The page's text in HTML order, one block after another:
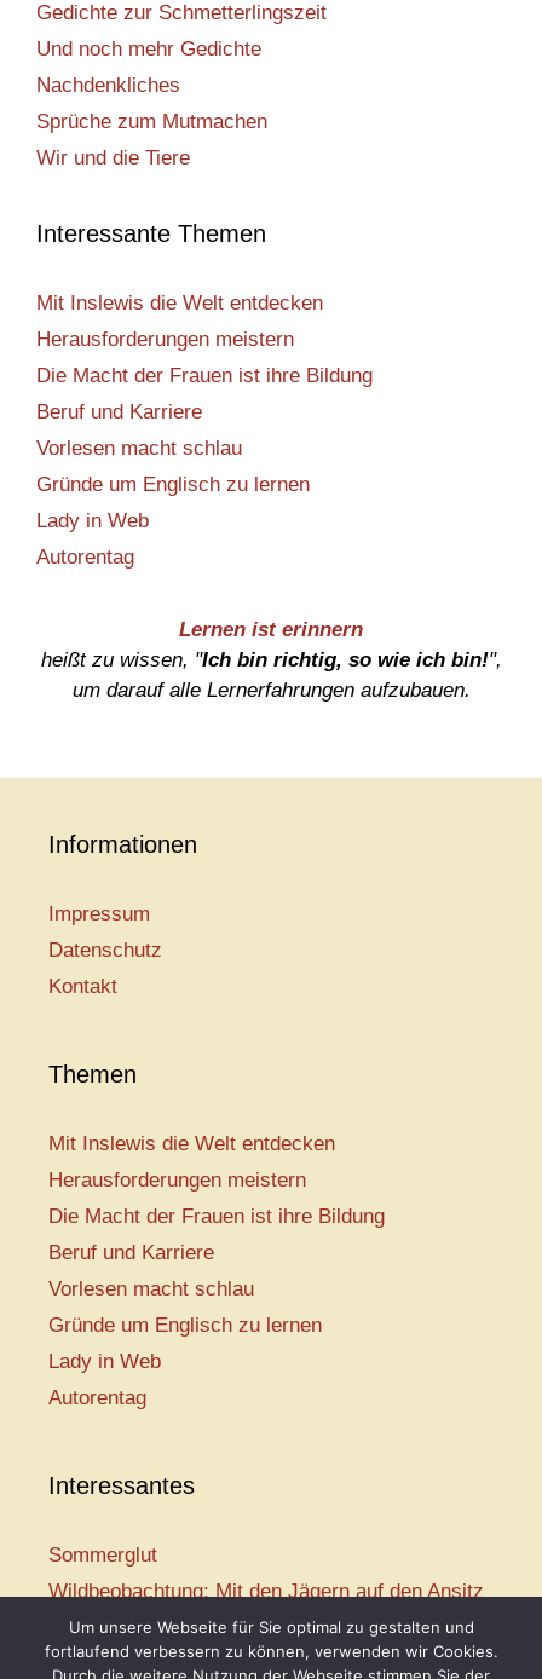
Gedichte zur Schmetterlingszeit
Und noch mehr Gedichte
Nachdenkliches
Sprüche zum Mutmachen
Wir und die Tiere
Interessante Themen
Mit Inslewis die Welt entdecken
Herausforderungen meistern
Die Macht der Frauen ist ihre Bildung
Beruf und Karriere
Vorlesen macht schlau
Gründe um Englisch zu lernen
Lady in Web
Autorentag
Lernen ist erinnern
heißt zu wissen, "Ich bin richtig, so wie ich bin!",
um darauf alle Lernerfahrungen aufzubauen.
Informationen
Impressum
Datenschutz
Kontakt
Themen
Mit Inslewis die Welt entdecken
Herausforderungen meistern
Die Macht der Frauen ist ihre Bildung
Beruf und Karriere
Vorlesen macht schlau
Gründe um Englisch zu lernen
Lady in Web
Autorentag
Interessantes
Sommerglut
Wildbeobachtung: Mit den Jägern auf den Ansitz
Mir ist so heiß
Mission: Rettungsschwimmer
Um unsere Webseite für Sie optimal zu gestalten und
fortlaufend verbessern zu können, verwenden wir Cookies.